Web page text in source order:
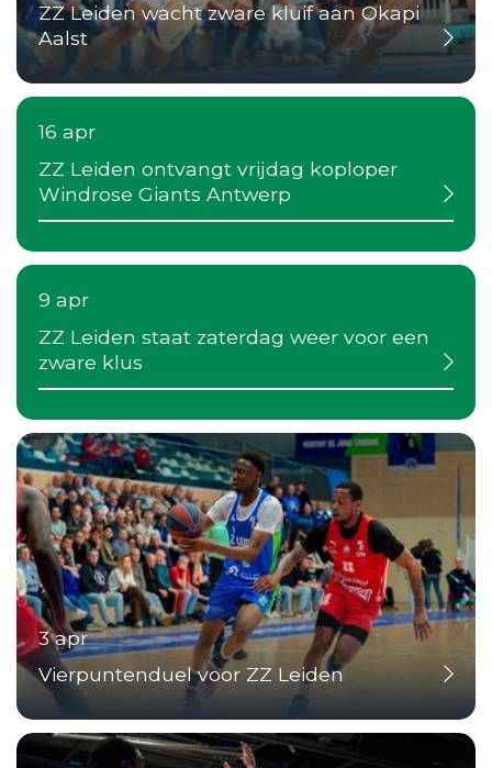
ZZ Leiden wacht zware kluif aan Okapi
Aalst
16 apr
ZZ Leiden ontvangt vrijdag koploper
Windrose Giants Antwerp
9 apr
ZZ Leiden staat zaterdag weer voor een
zware klus
3 apr
Vierpuntenduel voor ZZ Leiden